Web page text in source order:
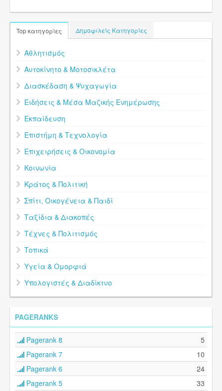
Top κατηγορίες Δημοφιλείς Κατηγορίες
Αθλητισμός
Αυτοκίνητο & Μοτοσικλέτα
Διασκέδαση & Ψυχαγωγία
Ειδήσεις & Μέσα Μαζικής Ενημέρωσης
Εκπαίδευση
Επιστήμη & Τεχνολογία
Επιχειρήσεις & Οικονομία
Κοινωνία
Κράτος & Πολιτική
Σπίτι, Οικογένεια & Παιδί
Ταξίδια & Διακοπές
Τέχνες & Πολιτισμός
Τοπικά
Υγεία & Ομορφιά
Υπολογιστές & Διαδίκτυο
PAGERANKS
Pagerank 8
5
Pagerank 7
10
Pagerank 6
24
Pagerank 5
33